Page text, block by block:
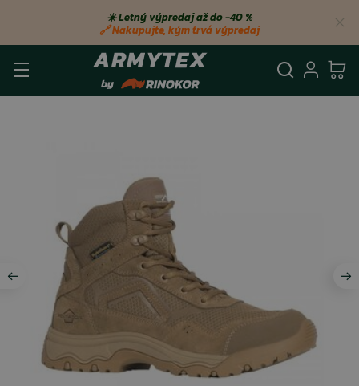
☀️ Letný výpredaj až do −40 %
🔗 Nakupujte, kým trvá výpredaj